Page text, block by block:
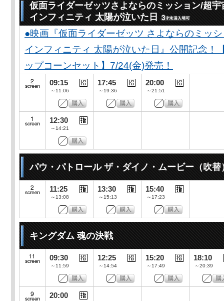
仮面ライダーゼッツさよならのミッション/超
インフィニティ 太陽が泣いた日
●映画『仮面ライダーゼッツ さよならのミッ
インフィニティ 太陽が泣いた日』公開記念！
ップコーンセット】7/24(金)発売！
09:15
～11:06
17:45
～19:36
20:00
～21:51
12:30
～14:21
パウ・パトロール ザ・ダイノ・ムービー（吹替
11:25
～13:08
13:30
～15:13
15:40
～17:23
キングダム 魂の決戦
09:30
～11:59
12:25
～14:54
15:20
～17:49
18:10
～20:39
20:00